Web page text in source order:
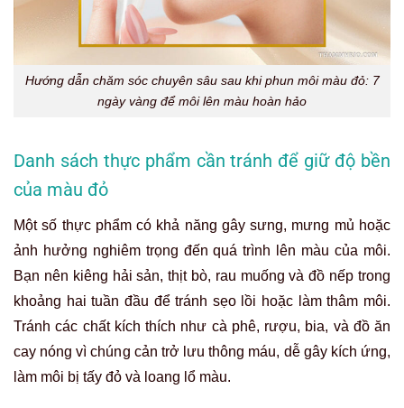
Hướng dẫn chăm sóc chuyên sâu sau khi phun môi màu đỏ: 7
ngày vàng để môi lên màu hoàn hảo
Danh sách thực phẩm cần tránh để giữ độ bền
của màu đỏ
Một số thực phẩm có khả năng gây sưng, mưng mủ hoặc
ảnh hưởng nghiêm trọng đến quá trình lên màu của môi.
Bạn nên kiêng hải sản, thịt bò, rau muống và đồ nếp trong
khoảng hai tuần đầu để tránh sẹo lồi hoặc làm thâm môi.
Tránh các chất kích thích như cà phê, rượu, bia, và đồ ăn
cay nóng vì chúng cản trở lưu thông máu, dễ gây kích ứng,
làm môi bị tấy đỏ và loang lổ màu.